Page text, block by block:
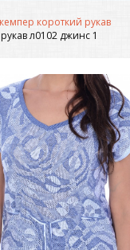
короткий рукав
л0102 джинс 1